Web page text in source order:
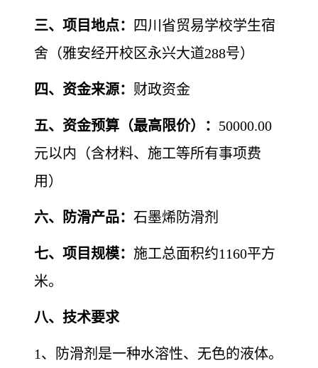
三、项目地点：
四川省贸易学校学生宿
舍（雅安经开校区永兴大道288号）
四、资金来源： 财政资金
五、资金预算（最高限价）： 50000.00
元以内（含材料、施工等所有事项费
用）
六、防滑产品： 石墨烯防滑剂
七、项目规模： 施工总面积约1160平方
米。
八、技术要求
1、防滑剂是一种水溶性、无色的液体。